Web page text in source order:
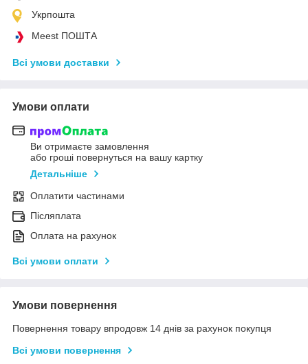
Укрпошта
Meest ПОШТА
Всі умови доставки
Умови оплати
Ви отримаєте замовлення
або гроші повернуться на вашу картку
Детальніше
Оплатити частинами
Післяплата
Оплата на рахунок
Всі умови оплати
Умови повернення
Повернення товару впродовж 14 днів за рахунок покупця
Всі умови повернення